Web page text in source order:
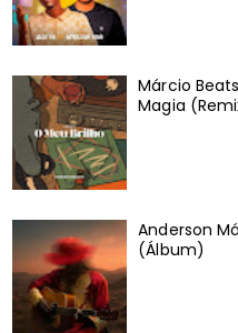
Márcio
Magia
Anderson
(Álbum)